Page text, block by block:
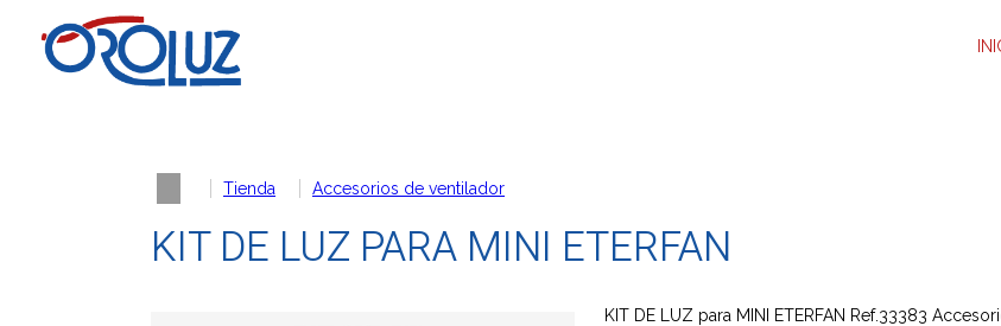
Tienda Accesorios de ventilador
KIT DE LUZ PARA MINI ETERFAN
KIT DE LUZ para MINI ETERFAN Ref.33383